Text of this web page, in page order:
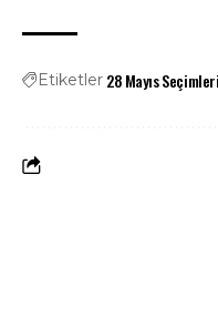
Etiketler 28 Mayıs Seçimleri